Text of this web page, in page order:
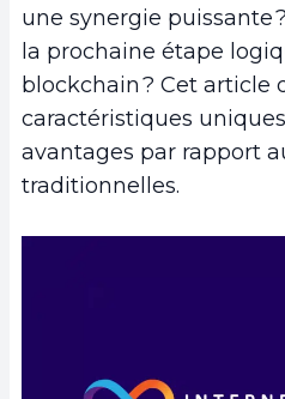
une synergie puissante
la prochaine étape
blockchain ? Cet article
caractéristiques uniques
avantages par rapport
traditionnelles.